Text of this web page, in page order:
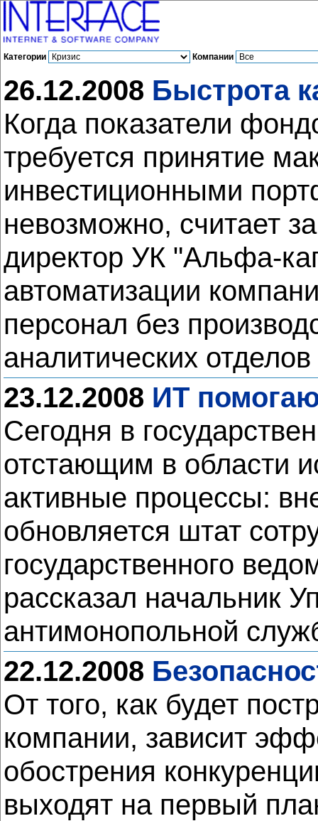
Категории Компании
26.12.2008 Быстрота
Когда показатели
требуется принятие
инвестиционными
невозможно, считает
директор УК "Альфа-
автоматизации
персонал без
аналитических
23.12.2008 ИТ
Сегодня в
отстающим в области
активные процессы:
обновляется штат
государственного
рассказал начальник
антимонопольной
22.12.2008
От того, как будет
компании, зависит
обострения
выходят на первый